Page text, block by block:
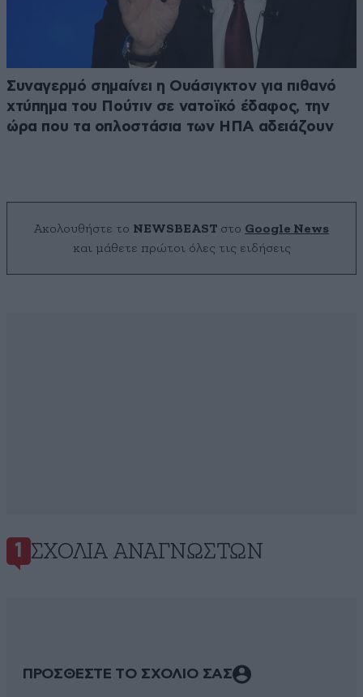
Συναγερμό σημαίνει η Ουάσιγκτον για πιθανό
χτύπημα του Πούτιν σε νατοϊκό έδαφος, την
ώρα που τα οπλοστάσια των ΗΠΑ αδειάζουν
Ακολουθήστε το NEWSBEAST στο Google News
και μάθετε πρώτοι όλες τις ειδήσεις
1 ΣΧΌΛΙΑ ΑΝΑΓΝΩΣΤΏΝ
ΠΡΟΣΘΕΣΤΕ ΤΟ ΣΧΟΛΙΟ ΣΑΣ